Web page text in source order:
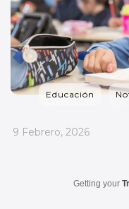
Educación
_
9 Febrero, 2026
Getting your